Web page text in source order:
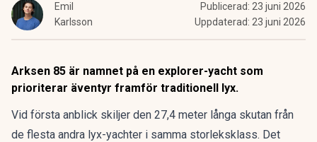
Emil
Karlsson
Publicerad: 23 juni 2026
Uppdaterad: 23 juni 2026
Arksen 85 är namnet på en explorer-yacht som
prioriterar äventyr framför traditionell lyx.
Vid första anblick skiljer den 27,4 meter långa skutan från
de flesta andra lyx-yachter i samma storleksklass. Det